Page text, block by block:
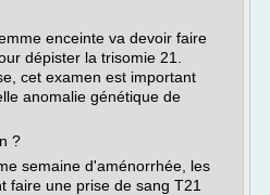
enceinte va devoir faire
dépister la trisomie 21.
cet examen est important
anomalie génétique de
?
semaine d'aménorrhée, les
faire une prise de sang T21